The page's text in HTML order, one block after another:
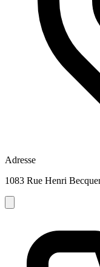
Adresse
1083 Rue Henri